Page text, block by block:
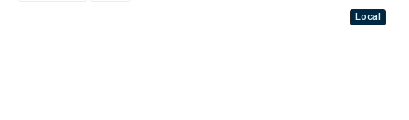
Local